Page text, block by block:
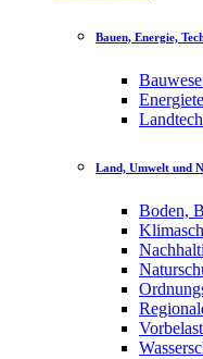
Bauen, Energie,
Land, Umwelt und
Boden,